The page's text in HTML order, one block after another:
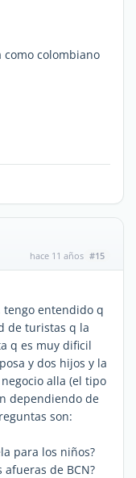
colombiano
hace 11 años #15
tengo entendido q
de turistas q la
q es muy dificil
y dos hijos y la
alla (el tipo
dependiendo de
son:
para los niños?
de BCN?